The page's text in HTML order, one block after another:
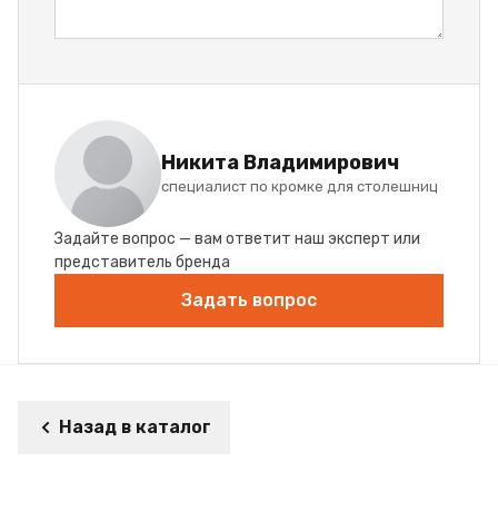
Никита Владимирович
специалист по кромке для столешниц
Задайте вопрос — вам ответит наш эксперт или
представитель бренда
Задать вопрос
Назад в каталог